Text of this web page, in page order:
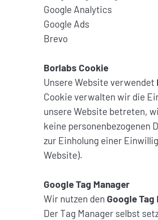
Google Analytics
Google Ads
Brevo
Borlabs Cookie
Unsere Website verwendet
Cookie verwalten wir die
unsere Website betreten,
keine personenbezogenen
zur Einholung einer
Website).
Google Tag Manager
Wir nutzen den Google Tag
Der Tag Manager selbst